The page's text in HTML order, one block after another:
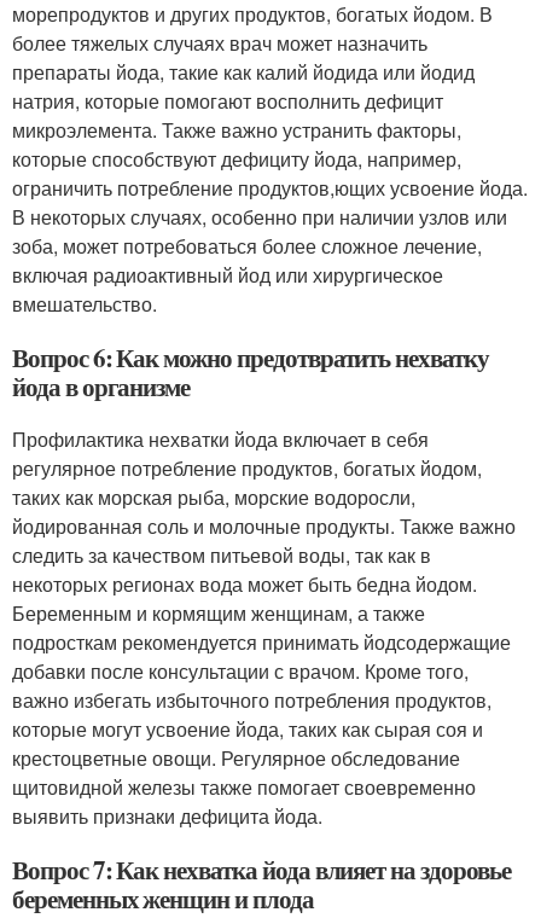
морепродуктов и других продуктов, богатых йодом. В
более тяжелых случаях врач может назначить
препараты йода, такие как калий йодида или йодид
натрия, которые помогают восполнить дефицит
микроэлемента. Также важно устранить факторы,
которые способствуют дефициту йода, например,
ограничить потребление продуктов,ющих усвоение йода.
В некоторых случаях, особенно при наличии узлов или
зоба, может потребоваться более сложное лечение,
включая радиоактивный йод или хирургическое
вмешательство.
Вопрос 6: Как можно предотвратить нехватку
йода в организме
Профилактика нехватки йода включает в себя
регулярное потребление продуктов, богатых йодом,
таких как морская рыба, морские водоросли,
йодированная соль и молочные продукты. Также важно
следить за качеством питьевой воды, так как в
некоторых регионах вода может быть бедна йодом.
Беременным и кормящим женщинам, а также
подросткам рекомендуется принимать йодсодержащие
добавки после консультации с врачом. Кроме того,
важно избегать избыточного потребления продуктов,
которые могут усвоение йода, таких как сырая соя и
крестоцветные овощи. Регулярное обследование
щитовидной железы также помогает своевременно
выявить признаки дефицита йода.
Вопрос 7: Как нехватка йода влияет на здоровье
беременных женщин и плода